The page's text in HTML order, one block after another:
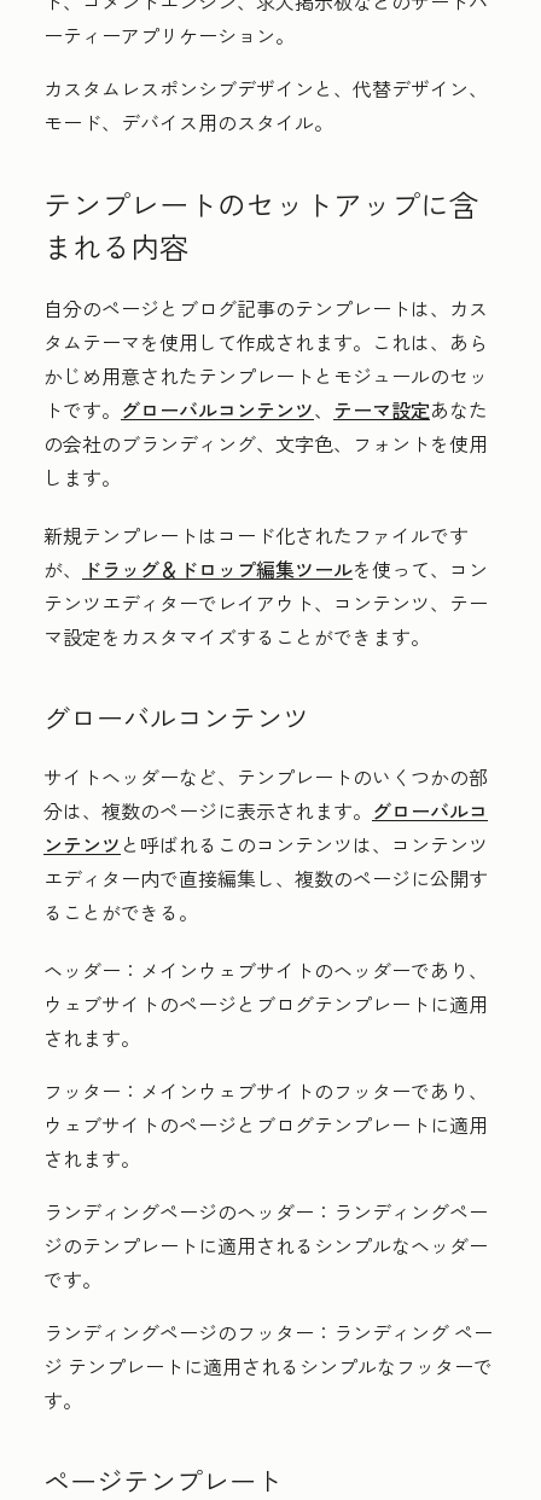
ーティーアプリケーション。
カスタムレスポンシブデザインと、代替デザイン、
モード、デバイス用のスタイル。
テンプレートのセットアップに含
まれる内容
自分のページとブログ記事のテンプレートは、カス
タムテーマを使用して作成されます。これは、あら
かじめ用意されたテンプレートとモジュールのセッ
トです。 グローバルコンテンツ、 テーマ設定あなた
の会社のブランディング、文字色、フォントを使用
します。
新規テンプレートはコード化されたファイルです
が、
ドラッグ＆ドロップ編集ツールを使って、コン
テンツエディターでレイアウト、コンテンツ、テー
マ設定をカスタマイズすることができます。
グローバルコンテンツ
サイトヘッダーなど、テンプレートのいくつかの部
分は、複数のページに表示されます。 グローバルコ
ンテンツ と呼ばれるこのコンテンツは、コンテンツ
エディター内で直接編集し、複数のページに公開す
ることができる。
ヘッダー： メインウェブサイトのヘッダーであり、
ウェブサイトのページとブログテンプレートに適用
されます。
フッター： メインウェブサイトのフッターであり、
ウェブサイトのページとブログテンプレートに適用
されます。
ランディングページのヘッダー： ランディングペー
ジのテンプレートに適用されるシンプルなヘッダー
です。
ランディングページのフッター： ランディング ペー
ジ テンプレートに適用されるシンプルなフッターで
す。
ページテンプレート